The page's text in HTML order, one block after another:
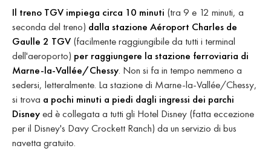
Il treno TGV impiega circa 10 minuti (tra 9 e 12 minuti, a
seconda del treno) dalla stazione Aéroport Charles de
Gaulle 2 TGV (facilmente raggiungibile da tutti i terminal
dell'aeroporto) per raggiungere la stazione ferroviaria di
Marne-la-Vallée/Chessy. Non si fa in tempo nemmeno a
sedersi, letteralmente. La stazione di Marne-la-Vallée/Chessy,
si trova a pochi minuti a piedi dagli ingressi dei parchi
Disneyed è collegata a tutti gli Hotel Disney (fatta eccezione
per il Disney's Davy Crockett Ranch) da un servizio di bus
navetta gratuito.